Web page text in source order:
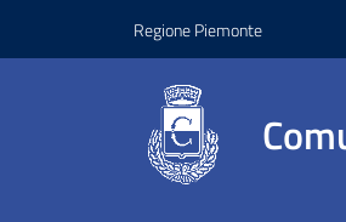
Regione Piemonte